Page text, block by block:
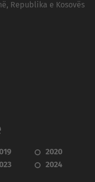
Republika e Kosovës
2020
2024